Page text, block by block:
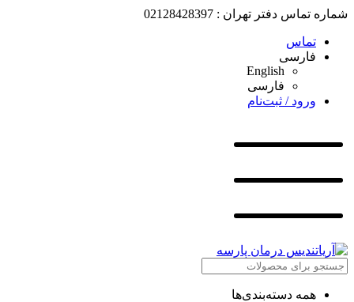
شماره تماس دفتر تهران : 02128428397
تماس
فارسی
English
فارسی
ورود / ثبت‌نام
همه دسته‌بندی‌ها